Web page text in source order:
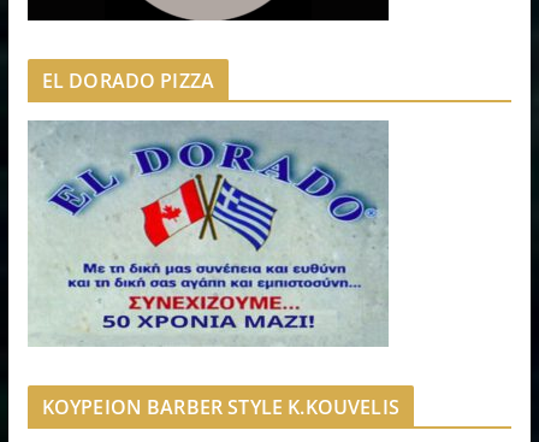
EL DORADO PIZZA
ΚΟΥΡΕΙΟΝ BARBER STYLE K.KOUVELIS